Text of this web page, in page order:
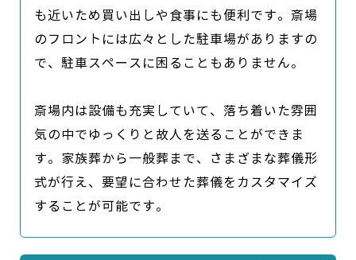
も近いため買い出しや食事にも便利です。斎場
のフロントには広々とした駐車場がありますの
で、駐車スペースに困ることもありません。
斎場内は設備も充実していて、落ち着いた雰囲
気の中でゆっくりと故人を送ることができま
す。家族葬から一般葬まで、さまざまな葬儀形
式が行え、要望に合わせた葬儀をカスタマイズ